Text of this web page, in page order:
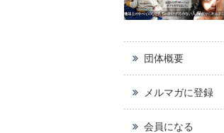
団体概要
メルマガに登録
会員になる